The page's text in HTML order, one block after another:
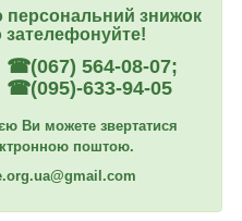
персональний знижок
564-08-07;
633-94-05
Ви можете звертатися
поштою.